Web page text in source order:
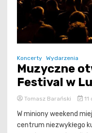
Koncerty Wydarzenia
Muzyczne
Festival w
Tomasz Barański 11
W miniony weekend
centrum niezwykłego